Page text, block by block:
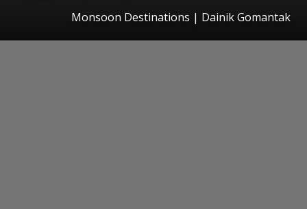
Monsoon Destinations | Dainik Gomantak